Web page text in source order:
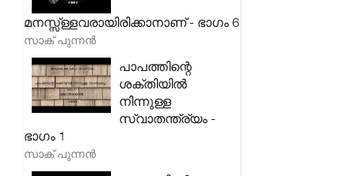
മനസ്സ്ള്ളവരായിരിക്കാനാണ് - ഭാഗം 6
സാക് പുന്നൻ
പാപത്തിന്റെ
ശക്തിയിൽ
നിന്നുള്ള
സ്വാതന്ത്ര്യം -
ഭാഗം 1
സാക് പുന്നൻ